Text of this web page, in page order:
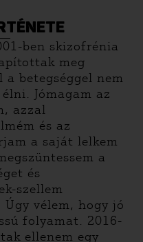
ben skizofrénia
meg
a betegséggel nem
Jómagam az
azzal
és az
a saját lelkem
a
és
szellem
vélem, hogy jó
folyamat. 2016-
ellenem egy